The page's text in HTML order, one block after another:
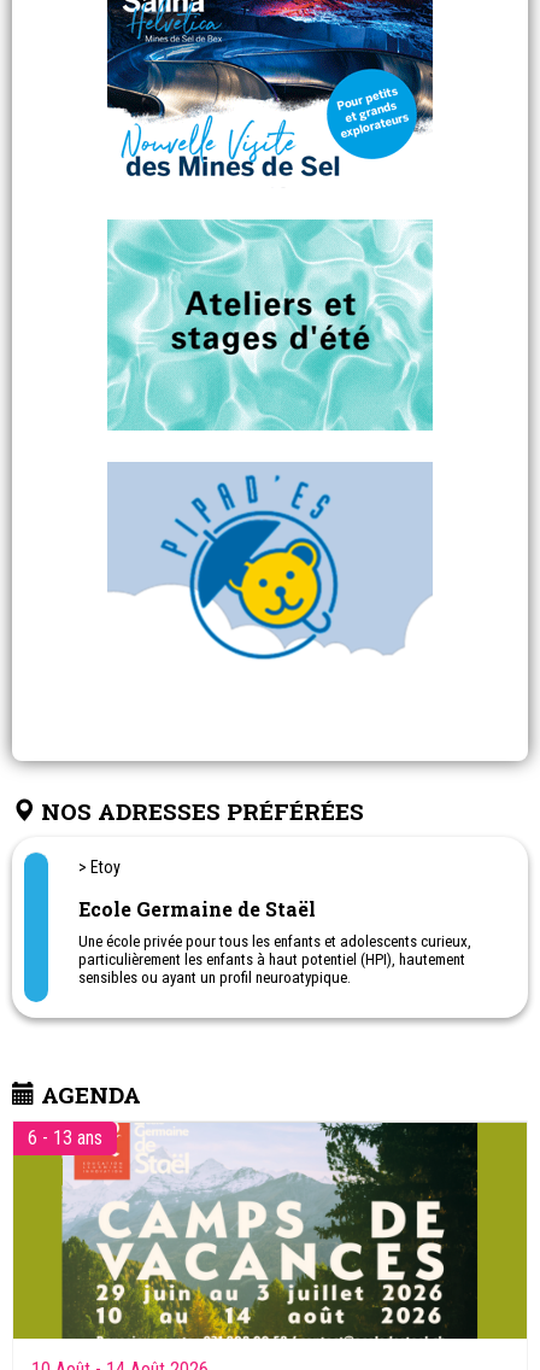
NOS ADRESSES PRÉFÉRÉES
> Etoy
Ecole Germaine de Staël
Une école privée pour tous les enfants et adolescents curieux,
particulièrement les enfants à haut potentiel (HPI), hautement
sensibles ou ayant un profil neuroatypique.
• Maturité suisse
• Classe orientée arts et créativité (CEASA), pour les 15 à 18 ans :
12ème année créativité, écologie, arts, sciences et architecture,
pour les jeunes ayant terminé la 11ème ,qui hésitent entre
apprentissage et études supérieures.
• Camps de vacances sans logement durant les vacances
scolaires.
AGENDA
6 - 13 ans